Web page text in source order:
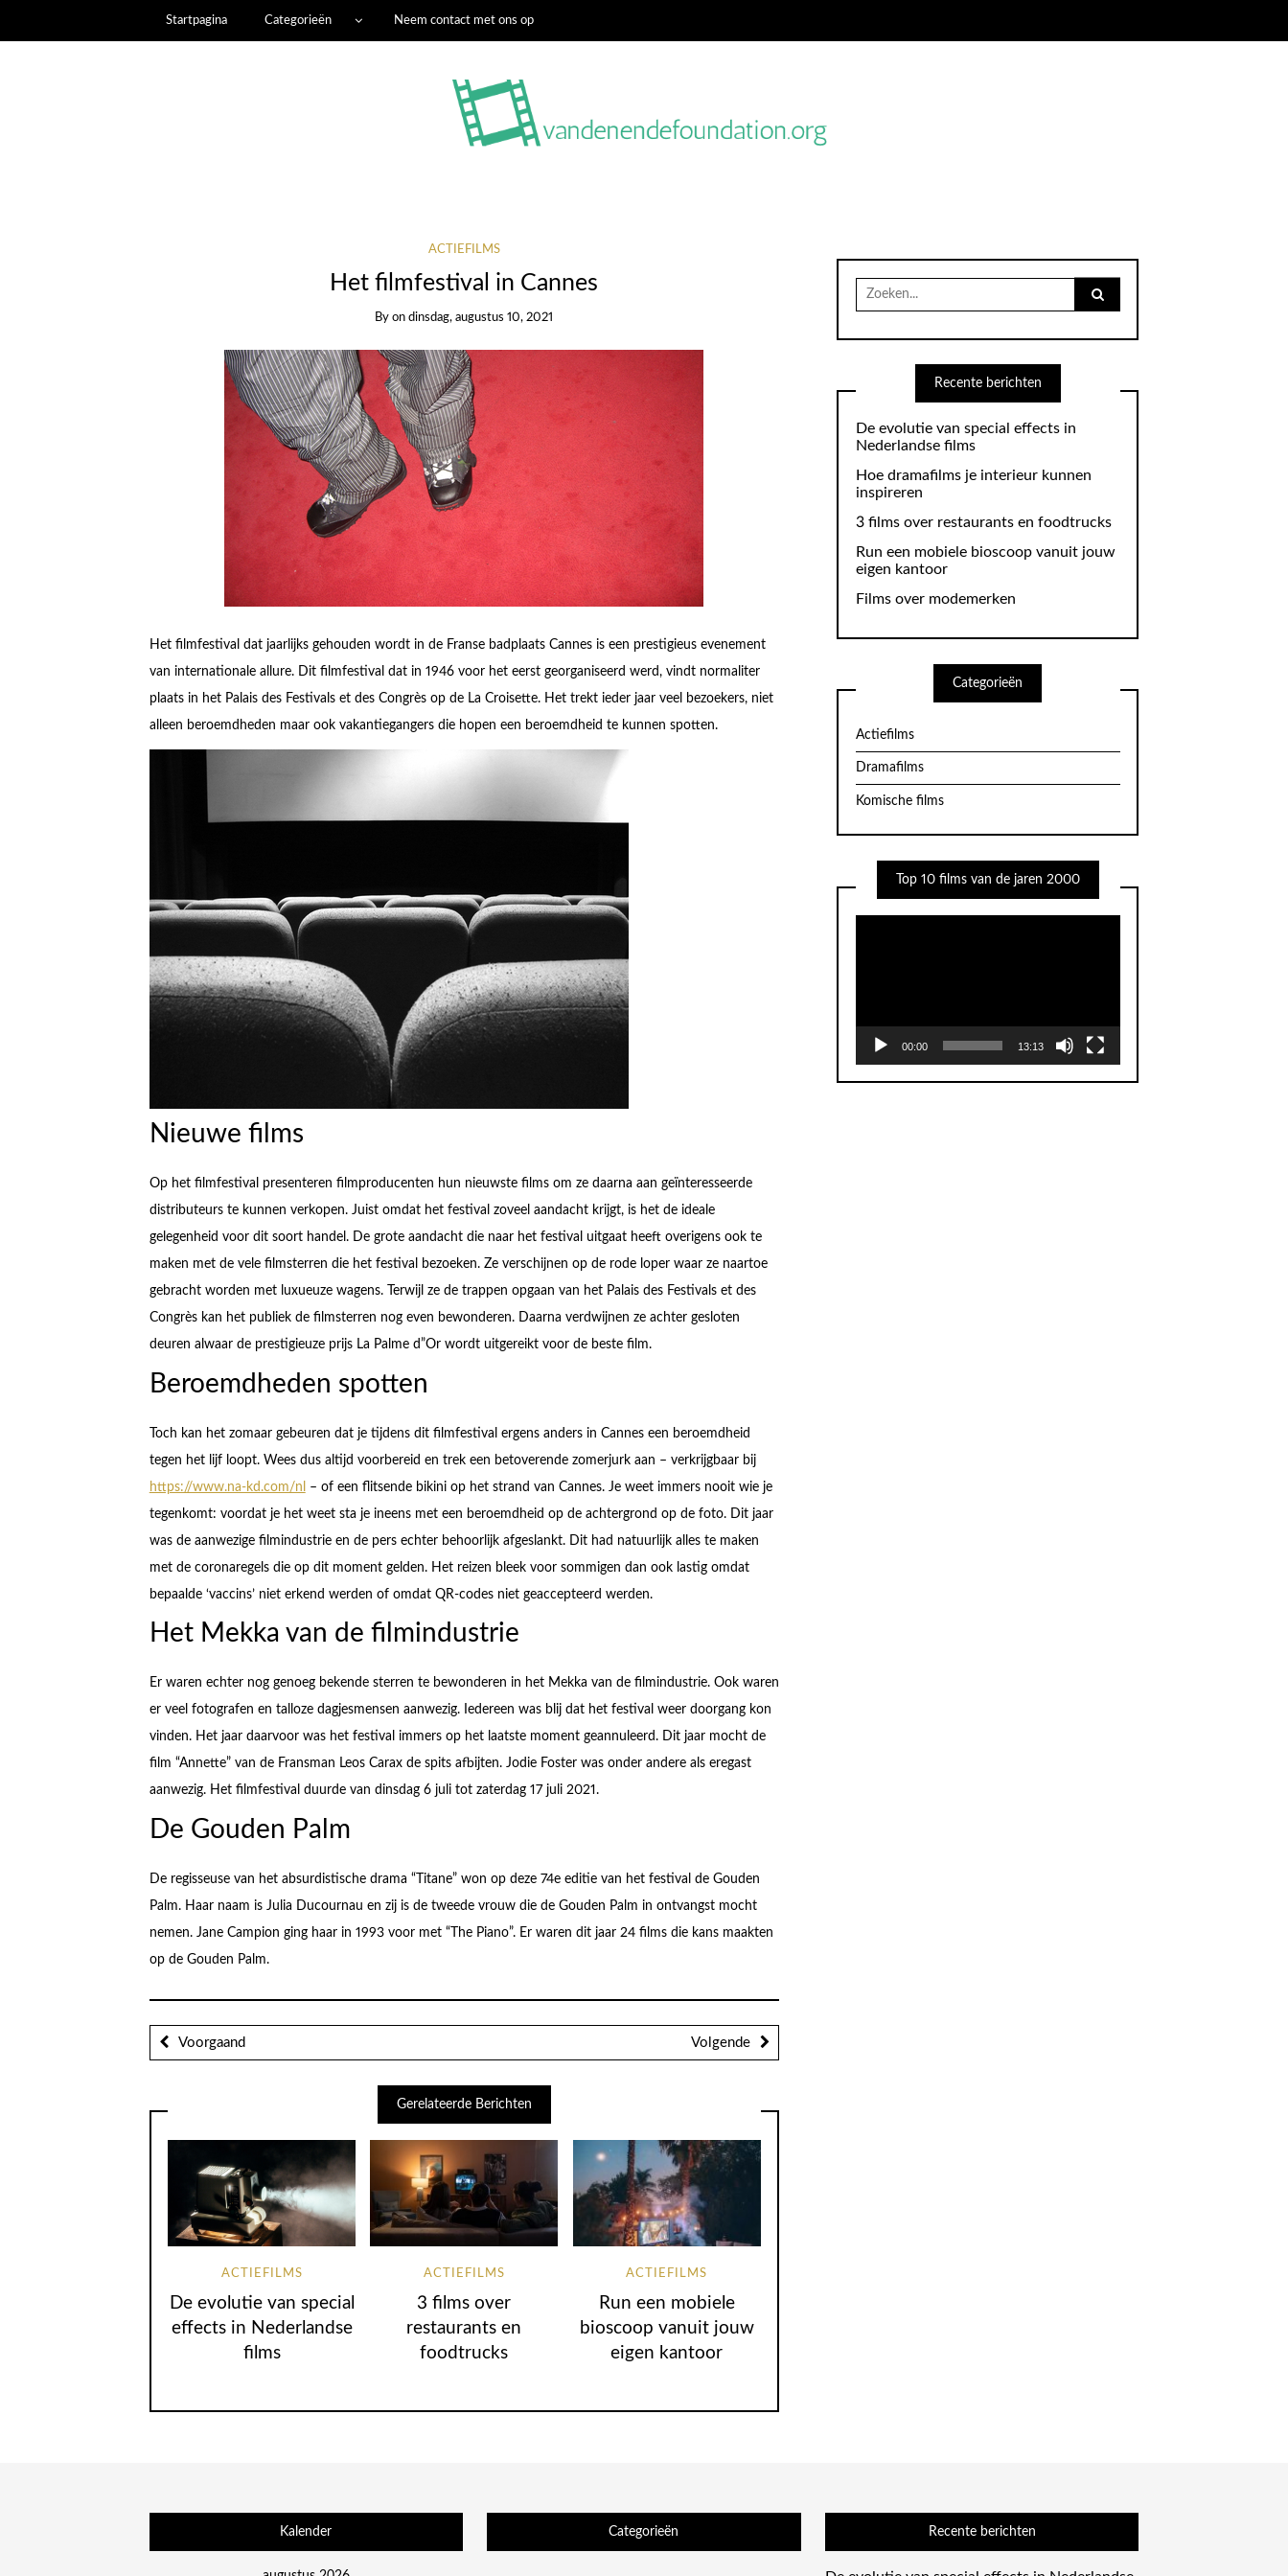
Startpagina Categorieën Neem contact met ons op
ACTIEFILMS
Het filmfestival in Cannes
Byondinsdag, augustus 10, 2021
Het filmfestival dat jaarlijks gehouden wordt in de Franse badplaats Cannes is een prestigieus evenement
van internationale allure. Dit filmfestival dat in 1946 voor het eerst georganiseerd werd, vindt normaliter
plaats in het Palais des Festivals et des Congrès op de La Croisette. Het trekt ieder jaar veel bezoekers, niet
alleen beroemdheden maar ook vakantiegangers die hopen een beroemdheid te kunnen spotten.
Nieuwe films
Op het filmfestival presenteren filmproducenten hun nieuwste films om ze daarna aan geïnteresseerde
distributeurs te kunnen verkopen. Juist omdat het festival zoveel aandacht krijgt, is het de ideale
gelegenheid voor dit soort handel. De grote aandacht die naar het festival uitgaat heeft overigens ook te
maken met de vele filmsterren die het festival bezoeken. Ze verschijnen op de rode loper waar ze naartoe
gebracht worden met luxueuze wagens. Terwijl ze de trappen opgaan van het Palais des Festivals et des
Congrès kan het publiek de filmsterren nog even bewonderen. Daarna verdwijnen ze achter gesloten
deuren alwaar de prestigieuze prijs La Palme d”Or wordt uitgereikt voor de beste film.
Beroemdheden spotten
Toch kan het zomaar gebeuren dat je tijdens dit filmfestival ergens anders in Cannes een beroemdheid
tegen het lijf loopt. Wees dus altijd voorbereid en trek een betoverende zomerjurk aan – verkrijgbaar bij
https://www.na-kd.com/nl
– of een flitsende bikini op het strand van Cannes. Je weet immers nooit wie je
tegenkomt: voordat je het weet sta je ineens met een beroemdheid op de achtergrond op de foto. Dit jaar
was de aanwezige filmindustrie en de pers echter behoorlijk afgeslankt. Dit had natuurlijk alles te maken
met de coronaregels die op dit moment gelden. Het reizen bleek voor sommigen dan ook lastig omdat
bepaalde ‘vaccins’ niet erkend werden of omdat QR-codes niet geaccepteerd werden.
Het Mekka van de filmindustrie
Er waren echter nog genoeg bekende sterren te bewonderen in het Mekka van de filmindustrie. Ook waren
er veel fotografen en talloze dagjesmensen aanwezig. Iedereen was blij dat het festival weer doorgang kon
vinden. Het jaar daarvoor was het festival immers op het laatste moment geannuleerd. Dit jaar mocht de
film “Annette” van de Fransman Leos Carax de spits afbijten. Jodie Foster was onder andere als eregast
aanwezig. Het filmfestival duurde van dinsdag 6 juli tot zaterdag 17 juli 2021.
De Gouden Palm
De regisseuse van het absurdistische drama “Titane” won op deze 74e editie van het festival de Gouden
Palm. Haar naam is Julia Ducournau en zij is de tweede vrouw die de Gouden Palm in ontvangst mocht
nemen. Jane Campion ging haar in 1993 voor met “The Piano”. Er waren dit jaar 24 films die kans maakten
op de Gouden Palm.
Voorgaand Volgende
Gerelateerde Berichten
ACTIEFILMS
De evolutie van special
effects in Nederlandse
films
ACTIEFILMS
3 films over
restaurants en
foodtrucks
ACTIEFILMS
Run een mobiele
bioscoop vanuit jouw
eigen kantoor
for:
Recente berichten
De evolutie van special effects in
Nederlandse films
Hoe dramafilms je interieur kunnen
inspireren
3 films over restaurants en foodtrucks
Run een mobiele bioscoop vanuit jouw
eigen kantoor
Films over modemerken
Categorieën
Actiefilms
Dramafilms
Komische films
Top 10 films van de jaren 2000
00:00 13:13
Kalender Categorieën Recente berichten